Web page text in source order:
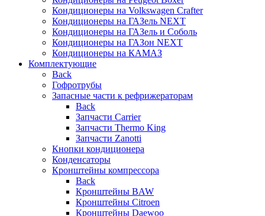
Кондиционеры на Volkswagen Crafter
Кондиционеры на ГАЗель NEXT
Кондиционеры на ГАЗель и Соболь
Кондиционеры на ГАЗон NEXT
Кондиционеры на КАМАЗ
Комплектующие
Back
Гофротрубы
Запасные части к рефрижераторам
Back
Запчасти Carrier
Запчасти Thermo King
Запчасти Zanotti
Кнопки кондиционера
Конденсаторы
Кронштейны компрессора
Back
Кронштейны BAW
Кронштейны Citroen
Кронштейны Daewoo